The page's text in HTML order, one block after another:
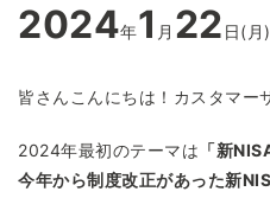
2024年1 月 22 日(月)
皆さんこんにちは！カスタマー
2024年最初のテーマは 「新
今年から制度改正があった新